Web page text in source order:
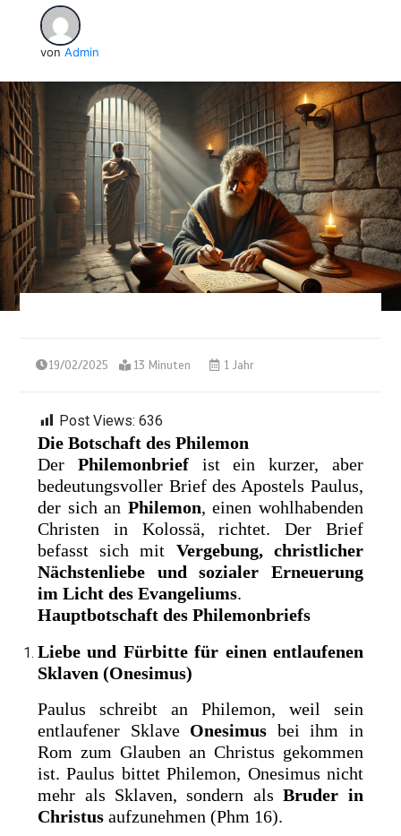
von Admin
19/02/2025 13 Minuten 1 Jahr
Post Views: 636
Die Botschaft des Philemon
Der Philemonbriefist ein kurzer, aber
bedeutungsvoller Brief des Apostels Paulus,
der sich an Philemon, einen wohlhabenden
Christen in Kolossä, richtet. Der Brief
befasst sich mit Vergebung, christlicher
Nächstenliebe und sozialer Erneuerung
im Licht des Evangeliums.
Hauptbotschaft des Philemonbriefs
Liebe und Fürbitte für einen entlaufenen
Sklaven (Onesimus)
Paulus schreibt an Philemon, weil sein
entlaufener Sklave Onesimus bei ihm in
Rom zum Glauben an Christus gekommen
ist. Paulus bittet Philemon, Onesimus nicht
mehr als Sklaven, sondern alsBruder in
Christus aufzunehmen (Phm 16).